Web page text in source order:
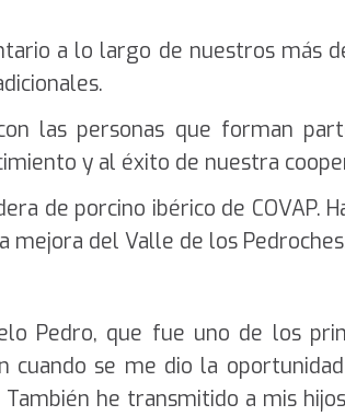
a lo largo de nuestros más
las personas que forman
y al éxito de nuestra
de porcino ibérico de COVAP.
mejora del Valle de los Pedroches
Pedro, que fue uno de los
se me dio la
he transmitido a mis